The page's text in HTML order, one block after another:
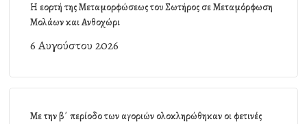
Η εορτή της Μεταμορφώσεως του Σωτήρος σε Μεταμόρφωση
Μολάων και Ανθοχώρι
6 Αυγούστου 2026
Με την β΄ περίοδο των αγοριών ολοκληρώθηκαν οι φετινές